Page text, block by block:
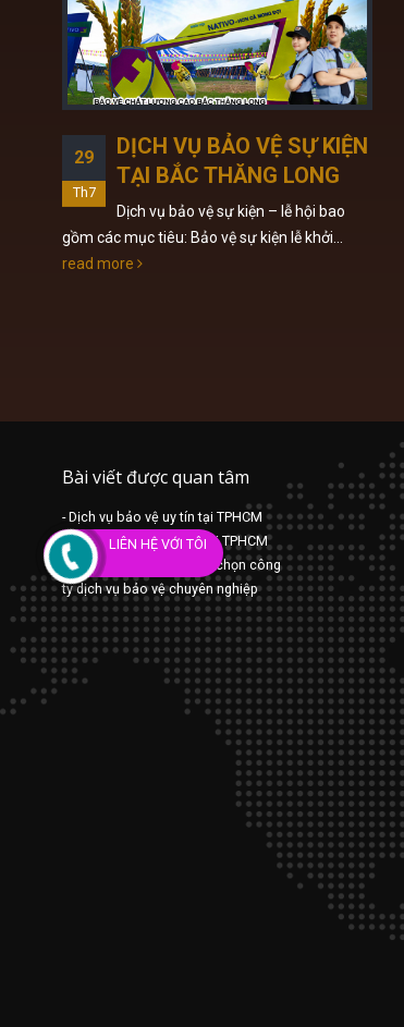
29
Th7
DỊCH VỤ BẢO VỆ SỰ KIỆN
TẠI BẮC THĂNG LONG
Dịch vụ bảo vệ sự kiện – lễ hội bao
gồm các mục tiêu: Bảo vệ sự kiện lễ khởi...
read more
Bài viết được quan tâm
- Dịch vụ bảo vệ uy tín tại TPHCM
- Công ty bảo vệ uy tín Tại TPHCM
- Nhiều năm kinh nghiệm chọn công
ty dịch vụ bảo vệ chuyên nghiệp
LIÊN HỆ VỚI TÔI